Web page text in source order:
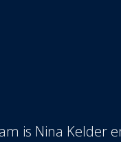
is Nina Kelder